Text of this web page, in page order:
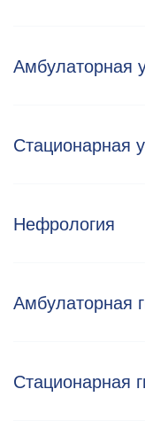
Амбулаторная
Стационарная
Нефрология
Амбулаторная
Стационарная